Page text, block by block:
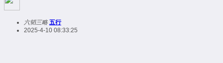
六韬三略 五行
2025-4-10 08:33:25